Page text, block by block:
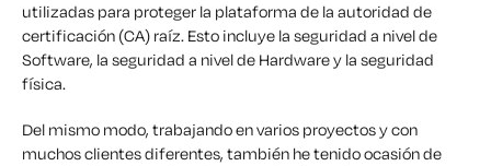
utilizadas para proteger la plataforma de la autoridad de
certificación (CA) raíz. Esto incluye la seguridad a nivel de
Software, la seguridad a nivel de Hardware y la seguridad
física.
Del mismo modo, trabajando en varios proyectos y con
muchos clientes diferentes, también he tenido ocasión de